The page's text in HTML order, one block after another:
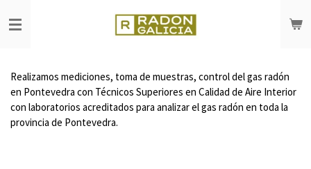
al
Realizamos mediciones, toma de muestras, control del gas radón
en Pontevedra con Técnicos Superiores en Calidad de Aire Interior
con laboratorios acreditados para analizar el gas radón en toda la
provincia de Pontevedra.